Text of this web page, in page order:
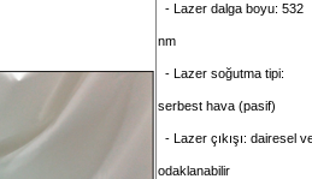
- Lazer dalga boyu: 532
nm
- Lazer soğutma tipi:
serbest hava (pasif)
- Lazer çıkışı: dairesel
odaklanabilir